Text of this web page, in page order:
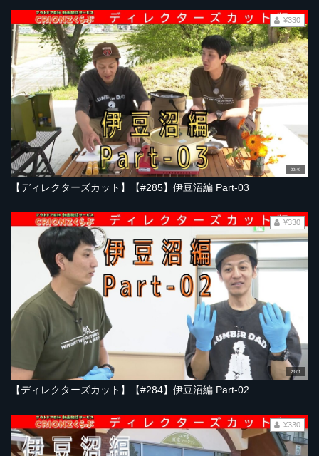
22:49
【ディレクターズカット】【#285】伊豆沼編 Part-03
¥330
23:01
【ディレクターズカット】【#284】伊豆沼編 Part-02
¥330
¥330